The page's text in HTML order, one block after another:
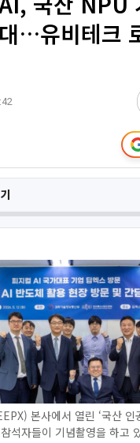
…유비테크
본사에서 열린 ‘국산 인
석자들이 기념촬영을 하고